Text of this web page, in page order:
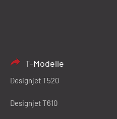
T-Modelle
Designjet T520
Designjet T610